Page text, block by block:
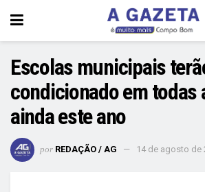
Escolas municipais
condicionado em todas
ainda este ano
por REDAÇÃO / AG 14 de agosto de